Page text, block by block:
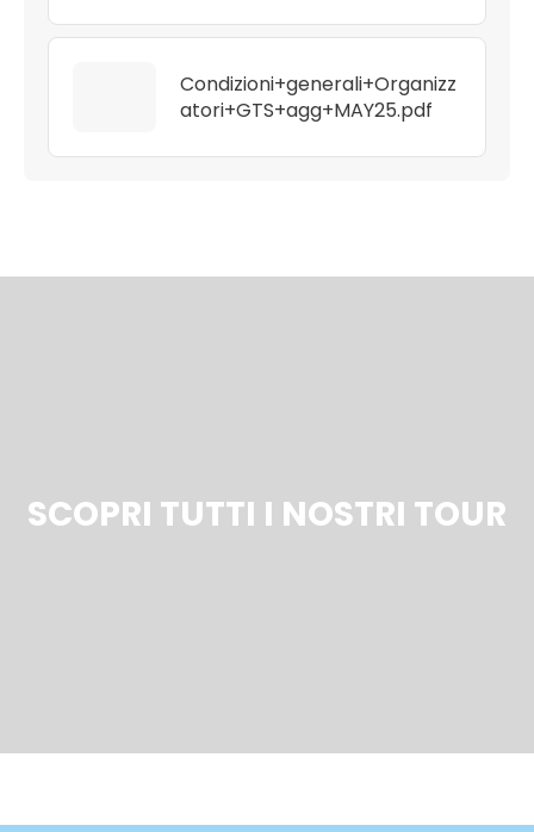
Condizioni+generali+Organizz
atori+GTS+agg+MAY25.pdf
SCOPRI TUTTI I NOSTRI TOUR